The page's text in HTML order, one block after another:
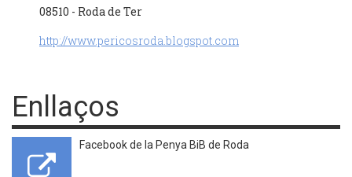
08510 - Roda de Ter
http://www.pericosroda.blogspot.com
Enllaços
Facebook de la Penya BiB de Roda